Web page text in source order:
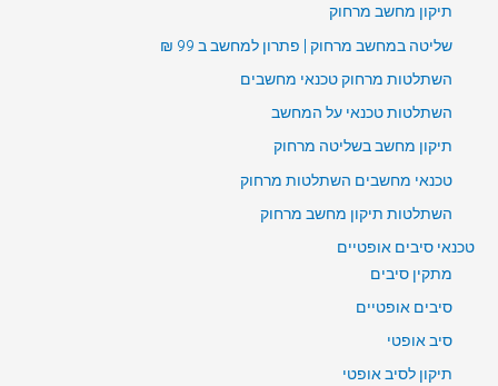
תיקון מחשב מרחוק
שליטה במחשב מרחוק | פתרון למחשב ב 99 ₪
השתלטות מרחוק טכנאי מחשבים
השתלטות טכנאי על המחשב
תיקון מחשב בשליטה מרחוק
טכנאי מחשבים השתלטות מרחוק
השתלטות תיקון מחשב מרחוק
טכנאי סיבים אופטיים
מתקין סיבים
סיבים אופטיים
סיב אופטי
תיקון לסיב אופטי